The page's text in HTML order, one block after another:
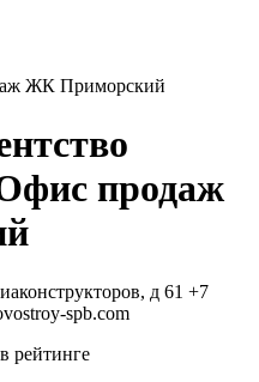
продаж
д 61 +7
spb.com
рейтинге